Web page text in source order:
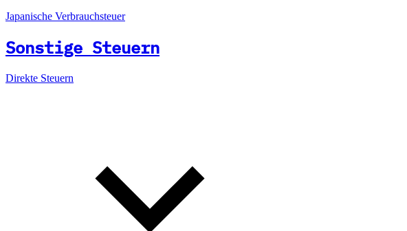
Japanische Verbrauchsteuer
Sonstige Steuern
Direkte Steuern